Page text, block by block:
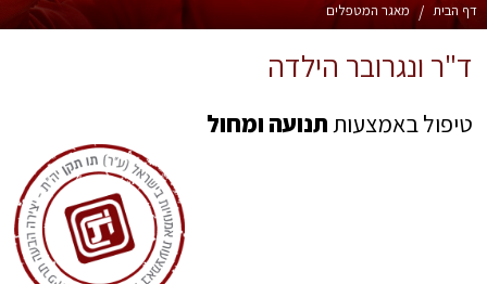
דף הבית / מאגר המטפלים
ד"ר ונגרובר הילדה
טיפול באמצעותתנועה ומחול